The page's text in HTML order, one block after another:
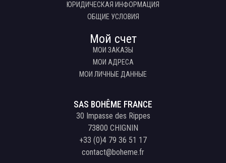
ЮРИДИЧЕСКАЯ ИНФОРМАЦИЯ
ОБЩИЕ УСЛОВИЯ
Мой счет
МОИ ЗАКАЗЫ
МОИ АДРЕСА
МОИ ЛИЧНЫЕ ДАННЫЕ
SAS BOHÊME FRANCE
30 Impasse des Rippes
73800 CHIGNIN
+33 (0)4 79 36 51 17
contact@boheme.fr